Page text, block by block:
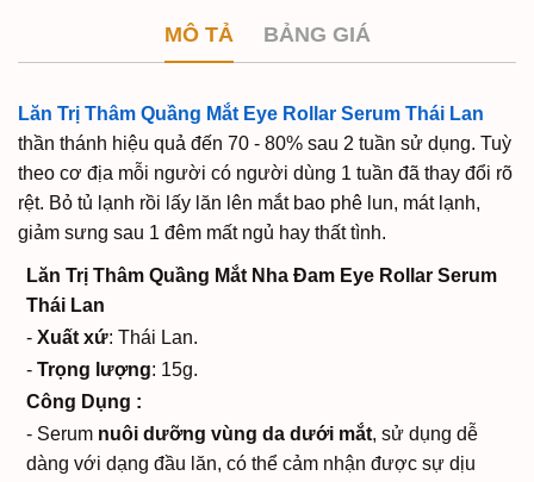
MÔ TẢ BẢNG GIÁ
Lăn Trị Thâm Quầng Mắt Eye Rollar Serum Thái Lan
thần thánh hiệu quả đến 70 - 80% sau 2 tuần sử dụng. Tuỳ
theo cơ địa mỗi người có người dùng 1 tuần đã thay đổi rõ
rệt. Bỏ tủ lạnh rồi lấy lăn lên mắt bao phê lun, mát lạnh,
giảm sưng sau 1 đêm mất ngủ hay thất tình.
Lăn Trị Thâm Quầng Mắt Nha Đam Eye Rollar Serum
Thái Lan
- Xuất xứ: Thái Lan.
- Trọng lượng: 15g.
Công Dụng :
- Serum nuôi dưỡng vùng da dưới mắt, sử dụng dễ
dàng với dạng đầu lăn, có thể cảm nhận được sự dịu